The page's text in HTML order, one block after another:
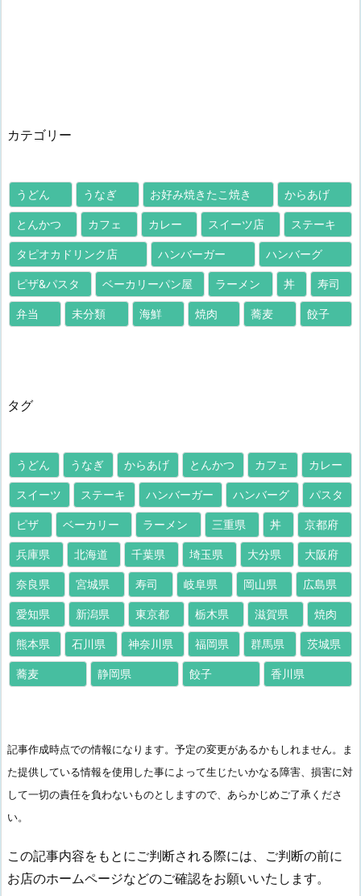
カテゴリー
うどん うなぎ お好み焼きたこ焼き からあげ
とんかつ カフェ カレー スイーツ店 ステーキ
タピオカドリンク店 ハンバーガー ハンバーグ
ピザ&パスタ ベーカリーパン屋 ラーメン 丼 寿司
弁当 未分類 海鮮 焼肉 蕎麦 餃子
タグ
うどん うなぎ からあげ とんかつ カフェ カレー
スイーツ ステーキ ハンバーガー ハンバーグ パスタ
ピザ ベーカリー ラーメン 三重県 丼 京都府
兵庫県 北海道 千葉県 埼玉県 大分県 大阪府
奈良県 宮城県 寿司 岐阜県 岡山県 広島県
愛知県 新潟県 東京都 栃木県 滋賀県 焼肉
熊本県 石川県 神奈川県 福岡県 群馬県 茨城県
蕎麦 静岡県 餃子 香川県
記事作成時点での情報になります。予定の変更があるかもしれません。ま
た提供している情報を使用した事によって生じたいかなる障害、損害に対
して一切の責任を負わないものとしますので、あらかじめご了承くださ
い。
この記事内容をもとにご判断される際には、ご判断の前に
お店のホームページなどのご確認をお願いいたします。